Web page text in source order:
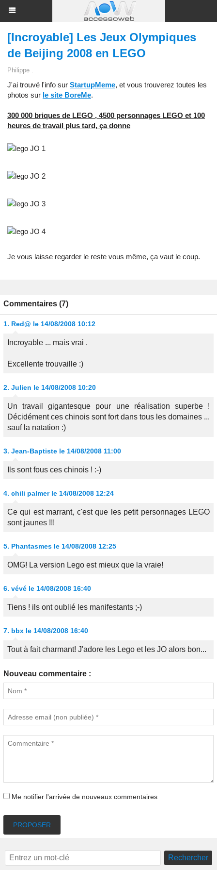
[Incroyable] Les Jeux Olympiques
de Beijing 2008 en LEGO
Philippe .
J'ai trouvé l'info sur StartupMeme, et vous trouverez toutes les
photos sur le site BoreMe.
300 000 briques de LEGO , 4500 personnages LEGO et 100
heures de travail plus tard, ça donne
Je vous laisse regarder le reste vous même, ça vaut le coup.
Commentaires (7)
1. Red@ le 14/08/2008 10:12
Incroyable ... mais vrai .
Excellente trouvaille :)
2. Julien le 14/08/2008 10:20
Un travail gigantesque pour une réalisation superbe !
Décidément ces chinois sont fort dans tous les domaines ...
sauf la natation :)
3. Jean-Baptiste le 14/08/2008 11:00
Ils sont fous ces chinois ! :-)
4. chili palmer le 14/08/2008 12:24
Ce qui est marrant, c'est que les petit personnages LEGO
sont jaunes !!!
5. Phantasmes le 14/08/2008 12:25
OMG! La version Lego est mieux que la vraie!
6. vévé le 14/08/2008 16:40
Tiens ! ils ont oublié les manifestants ;-)
7. bbx le 14/08/2008 16:40
Tout à fait charmant! J'adore les Lego et les JO alors bon...
Nouveau commentaire :
Me notifier l'arrivée de nouveaux commentaires
PROPOSER
Rechercher